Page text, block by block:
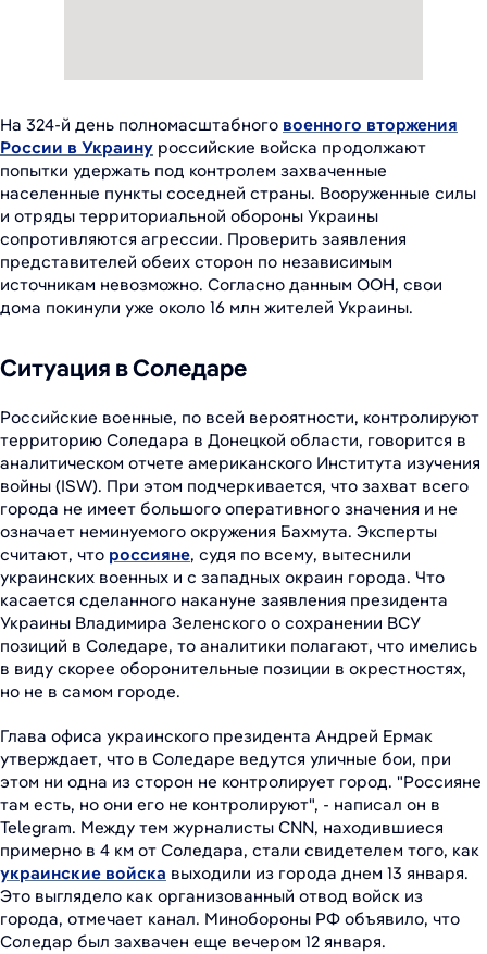
На 324-й день полномасштабного военного вторжения
России в Украину российские войска продолжают
попытки удержать под контролем захваченные
населенные пункты соседней страны. Вооруженные силы
и отряды территориальной обороны Украины
сопротивляются агрессии. Проверить заявления
представителей обеих сторон по независимым
источникам невозможно. Согласно данным ООН, свои
дома покинули уже около 16 млн жителей Украины.
Ситуация в Соледаре
Российские военные, по всей вероятности, контролируют
территорию Соледара в Донецкой области, говорится в
аналитическом отчете американского Института изучения
войны (ISW). При этом подчеркивается, что захват всего
города не имеет большого оперативного значения и не
означает неминуемого окружения Бахмута. Эксперты
считают, что россияне, судя по всему, вытеснили
украинских военных и с западных окраин города. Что
касается сделанного накануне заявления президента
Украины Владимира Зеленского о сохранении ВСУ
позиций в Соледаре, то аналитики полагают, что имелись
в виду скорее оборонительные позиции в окрестностях,
но не в самом городе.
Глава офиса украинского президента Андрей Ермак
утверждает, что в Соледаре ведутся уличные бои, при
этом ни одна из сторон не контролирует город. "Россияне
там есть, но они его не контролируют", - написал он в
Telegram. Между тем журналисты CNN, находившиеся
примерно в 4 км от Соледара, стали свидетелем того, как
украинские войска выходили из города днем 13 января.
Это выглядело как организованный отвод войск из
города, отмечает канал. Минобороны РФ объявило, что
Соледар был захвачен еще вечером 12 января.